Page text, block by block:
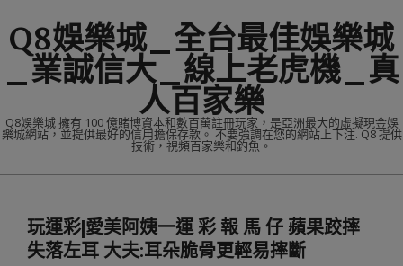
to
content
Q8娛樂城_全台最佳娛樂城
_業誠信大_線上老虎機_真
人百家樂
Q8娛樂城 擁有 100 億賭博資本和數百萬註冊玩家，是亞洲最大的虛擬現金娛
樂城網站，並提供最好的信用擔保存款。 不要強調在您的網站上下注. Q8 提供
技術，視頻百家樂和釣魚。
Menu玩運彩|愛美阿姨一運 彩 報 馬 仔 蘋果跤摔
失落左耳 大夫:耳朵脆骨更輕易摔斷